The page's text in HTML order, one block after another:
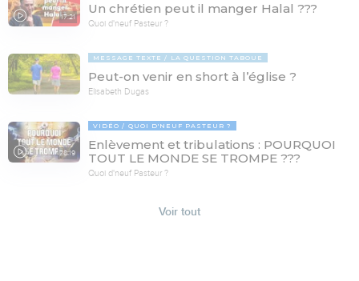
17:21
Un chrétien peut il manger Halal ???
Quoi d'neuf Pasteur ?
MESSAGE TEXTE LA QUESTION TABOUE
Peut-on venir en short à l’église ?
Elisabeth Dugas
78:19
VIDÉO QUOI D'NEUF PASTEUR ?
Enlèvement et tribulations : POURQUOI
TOUT LE MONDE SE TROMPE ???
Quoi d'neuf Pasteur ?
Voir tout